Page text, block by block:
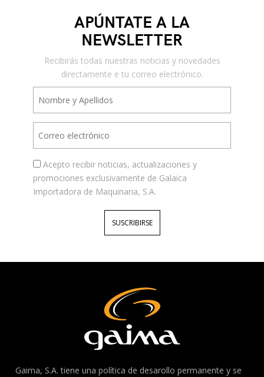
APÚNTATE A LA
NEWSLETTER
Recibirás todas nuestras noticias y novedades
directamente e tu correo electrónico.
Acepto recibir noticias, actualizaciones y
promociones exclusivamente de Galaica
Importadora de Maquinaria, S.A.
SUSCRIBIRSE
Gaima, S.A. tiene una política de desarollo permanente y se